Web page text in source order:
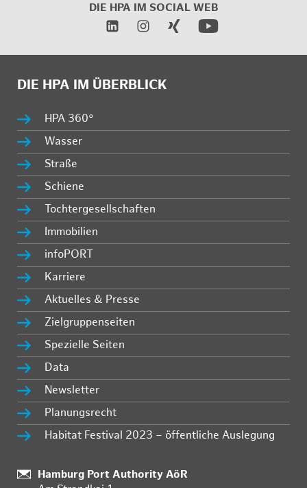
DIE HPA IM SOCIAL WEB
DIE HPA IM ÜBERBLICK
HPA 360°
Wasser
Straße
Schiene
Tochtergesellschaften
Immobilien
infoPORT
Karriere
Aktuelles & Presse
Zielgruppenseiten
Spezielle Seiten
Data
Newsletter
Planungsrecht
Habitat Festival 2023 – öffentliche Auslegung
:
Hamburg Port Authority AöR